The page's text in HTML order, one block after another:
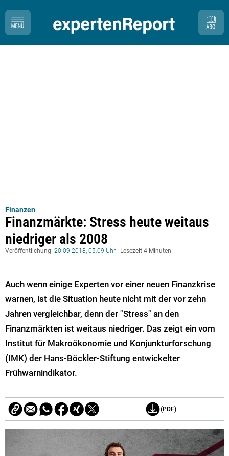
Finanzen
Finanzmärkte: Stress heute weitaus
niedriger als 2008
Veröffentlichung: 20.09.2018, 05:09 Uhr - Lesezeit 4 Minuten
Auch wenn einige Experten vor einer neuen Finanzkrise
warnen, ist die Situation heute nicht mit der vor zehn
Jahren vergleichbar, denn der "Stress" an den
Finanzmärkten ist weitaus niedriger. Das zeigt ein vom
Institut für Makroökonomie und Konjunkturforschung
(IMK) der Hans-Böckler-Stiftung entwickelter
Frühwarnindikator.
(PDF)